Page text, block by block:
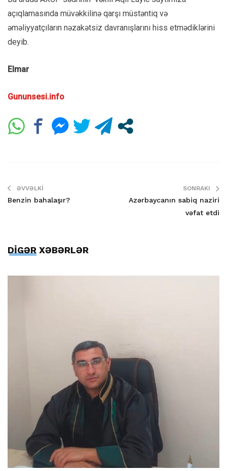
açıqlamasında müvəkkilinə qarşı müstəntiq və
əməliyyatçıların nəzakətsiz davranışlarını hiss etmədiklərini
deyib.
Elmar
Gununsesi.info
ƏVVƏLKI
Benzin bahalaşır?
SONRAKI
Azərbaycanın sabiq naziri
vəfat etdi
DİGƏR XƏBƏRLƏR